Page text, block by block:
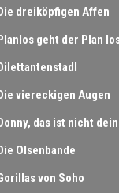
dreiköpfigen Affen
geht der Plan
viereckigen Augen
Olsenbande
von Soho